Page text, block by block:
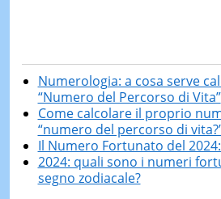
Numerologia: a cosa serve
“Numero del Percorso di Vita”
Come calcolare il proprio
“numero del percorso di
Il Numero Fortunato del
2024: quali sono i numeri
segno zodiacale?